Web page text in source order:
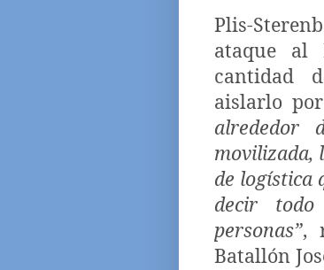
Plis-
ataque al
cantidad
aislarlo
alrededor
movilizada,
de logística
decir
personas”,
Batallón